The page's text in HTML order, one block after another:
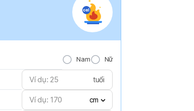
Nam Nữ
tuổi
cm